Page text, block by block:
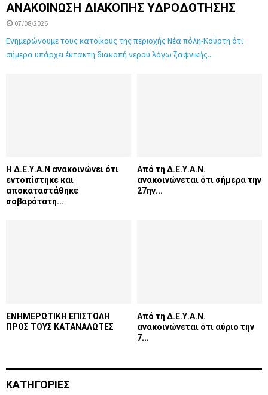
ΑΝΑΚΟΙΝΩΣΗ ΔΙΑΚΟΠΗΣ ΥΔΡΟΔΟΤΗΣΗΣ
07/08/2026
Ενημερώνουμε τους κατοίκους της περιοχής Νέα πόλη-Κούρτη ότι
σήμερα υπάρχει έκτακτη διακοπή νερού λόγω ξαφνικής...
Η Δ.Ε.Υ.Α.Ν ανακοινώνει ότι
εντοπίστηκε και
αποκαταστάθηκε
σοβαρότατη...
Από τη Δ.Ε.Υ.Α.Ν.
ανακοινώνεται ότι σήμερα την
27ην...
ΕΝΗΜΕΡΩΤΙΚΗ ΕΠΙΣΤΟΛΗ
ΠΡΟΣ ΤΟΥΣ ΚΑΤΑΝΑΛΩΤΕΣ
Από τη Δ.Ε.Υ.Α.Ν.
ανακοινώνεται ότι αύριο την
7...
ΚΑΤΗΓΟΡΙΕΣ